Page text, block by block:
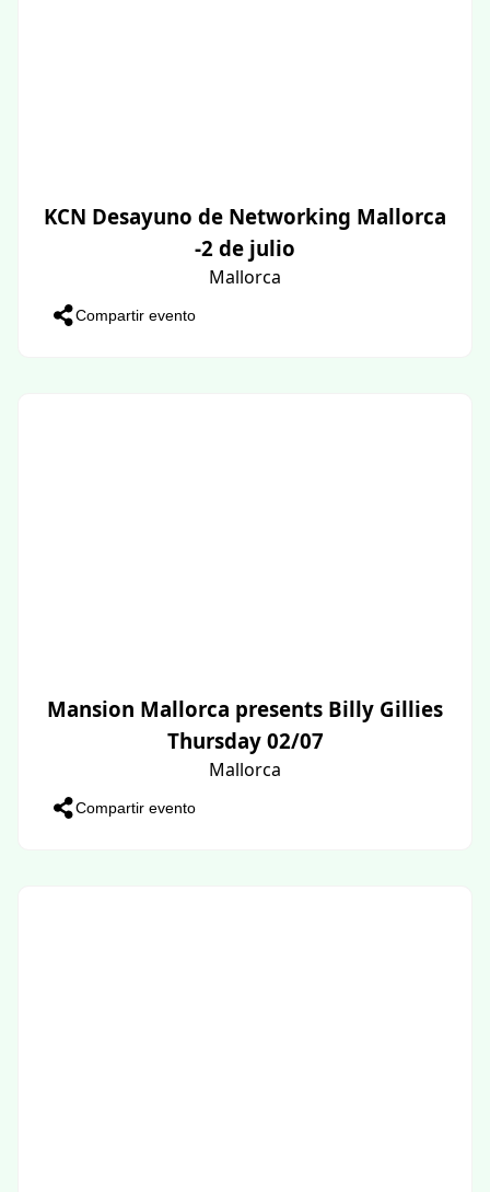
KCN Desayuno de Networking Mallorca
-2 de julio
Mallorca
Compartir evento
Mansion Mallorca presents Billy Gillies
Thursday 02/07
Mallorca
Compartir evento